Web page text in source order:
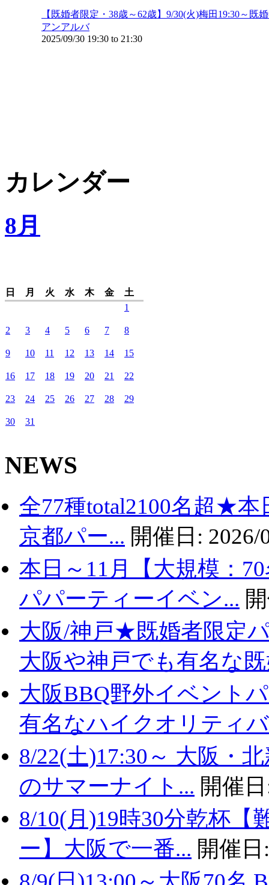
【既婚者限定・38歳～62歳】9/30(火)梅田19:30～
アンアルバ
2025/09/30 19:30 to 21:30
カレンダー
8月
日 月 火 水 木 金
土
1
2 3 4 5 6 7 8
9 10 11 12 13 14 15
16 17 18 19 20 21 22
23 24 25 26 27 28 29
30 31
NEWS
全77種total2100名超★本
京都パー... 開催日: 2026/
本日～11月【大規模：
パパーティーイベン...
大阪/神戸★既婚者限定
大阪や神戸でも有名な
大阪BBQ野外イベント
有名なハイクオリティ
8/22(土)17:30～ 大阪・
のサマーナイト... 開催
8/10(月)19時30分乾杯【
ー】大阪で一番... 開催